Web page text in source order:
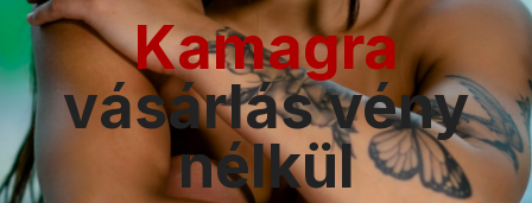
Kamagra
vásárlás vény
nélkül